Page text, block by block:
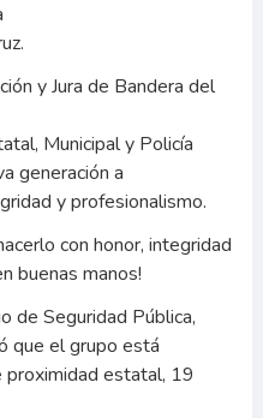
y Jura de Bandera del
Municipal y Policía
generación a
y profesionalismo.
con honor, integridad
buenas manos!
de Seguridad Pública,
que el grupo está
estatal, 19